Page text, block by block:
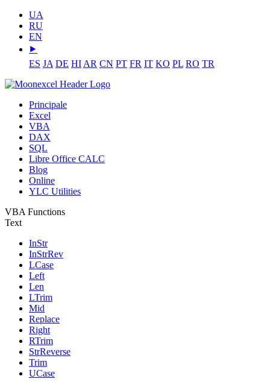
UA
RU
EN
⯈
ES JA DE HI AR CN PT FR IT KO PL RO TR
Principale
Excel
VBA
DAX
SQL
Libre Office CALC
Blog
Online
YLC Utilities
VBA Functions
Text
InStr
InStrRev
LCase
Left
Len
LTrim
Mid
Replace
Right
RTrim
StrReverse
Trim
UCase